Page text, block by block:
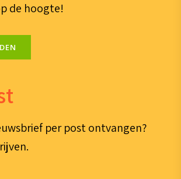
de hoogte!
per post ontvangen?